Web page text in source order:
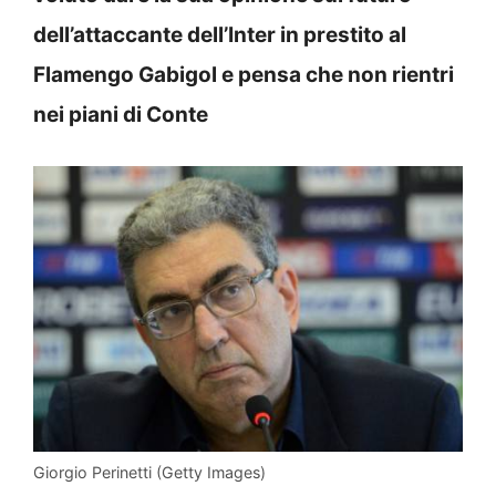
dell’attaccante dell’Inter in prestito al
Flamengo Gabigol e pensa che non rientri
nei piani di Conte
Giorgio Perinetti (Getty Images)